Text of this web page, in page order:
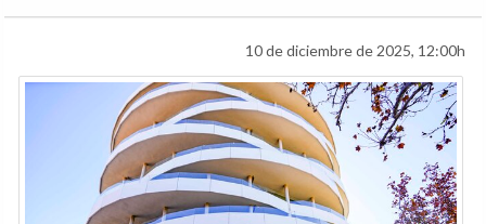
10 de diciembre de 2025, 12:00h